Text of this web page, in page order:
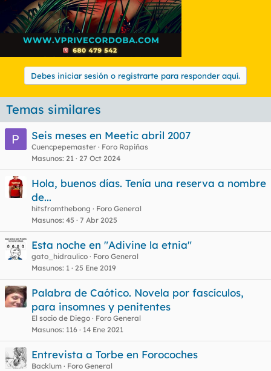
Debes iniciar sesión o registrarte para responder aquí.
Temas similares
Seis meses en Meetic abril 2007
Cuencpepemaster
Foro Rapiñas
Masunos 21 27 Oct 2024
Hola, buenos días. Tenía una reserva a nombre
de...
hitsfromthebong
Foro General
Masunos 45 7 Abr 2025
Esta noche en "Adivine la etnia"
gato_hidraulico
Foro General
Masunos 1 25 Ene 2019
Palabra de Caótico. Novela por fascículos,
para insomnes y penitentes
El socio de Diego
Foro General
Masunos 116 14 Ene 2021
Entrevista a Torbe en Forocoches
Backlum
Foro General